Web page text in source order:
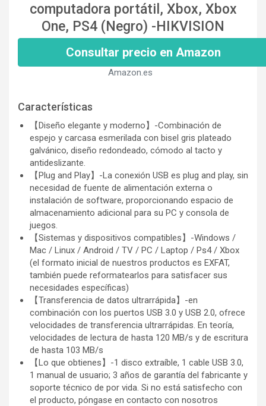
computadora portátil, Xbox, Xbox
One, PS4 (Negro) -HIKVISION
Consultar precio en Amazon
Amazon.es
Características
【Diseño elegante y moderno】-Combinación de
espejo y carcasa esmerilada con bisel gris plateado
galvánico, diseño redondeado, cómodo al tacto y
antideslizante.
【Plug and Play】-La conexión USB es plug and play, sin
necesidad de fuente de alimentación externa o
instalación de software, proporcionando espacio de
almacenamiento adicional para su PC y consola de
juegos.
【Sistemas y dispositivos compatibles】-Windows /
Mac / Linux / Android / TV / PC / Laptop / Ps4 / Xbox
(el formato inicial de nuestros productos es EXFAT,
también puede reformatearlos para satisfacer sus
necesidades específicas)
【Transferencia de datos ultrarrápida】-en
combinación con los puertos USB 3.0 y USB 2.0, ofrece
velocidades de transferencia ultrarrápidas. En teoría,
velocidades de lectura de hasta 120 MB/s y de escritura
de hasta 103 MB/s
【Lo que obtienes】-1 disco extraíble, 1 cable USB 3.0,
1 manual de usuario; 3 años de garantía del fabricante y
soporte técnico de por vida. Si no está satisfecho con
el producto, póngase en contacto con nosotros